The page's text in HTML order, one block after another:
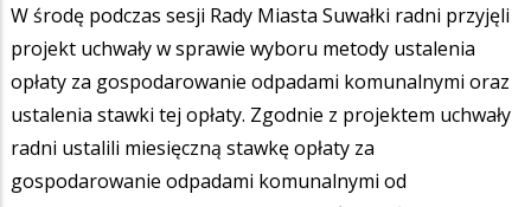
W środę podczas sesji Rady Miasta Suwałki radni przyjęli
projekt uchwały w sprawie wyboru metody ustalenia
opłaty za gospodarowanie odpadami komunalnymi oraz
ustalenia stawki tej opłaty. Zgodnie z projektem uchwały
radni ustalili miesięczną stawkę opłaty za
gospodarowanie odpadami komunalnymi od